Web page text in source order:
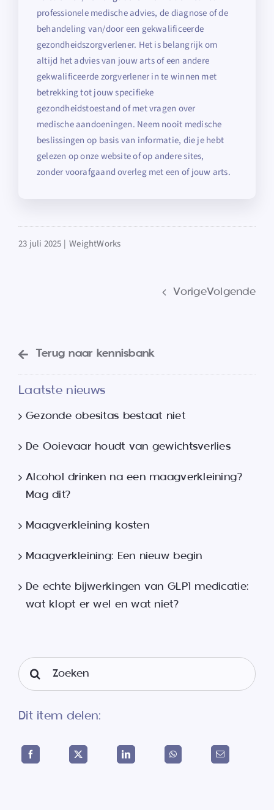
professionele medische advies, de diagnose of de
behandeling van/door een gekwalificeerde
gezondheidszorgverlener. Het is belangrijk om
altijd het advies van jouw arts of een andere
gekwalificeerde zorgverlener in te winnen met
betrekking tot jouw specifieke
gezondheidstoestand of met vragen over
medische aandoeningen. Neem nooit medische
beslissingen op basis van informatie, die je hebt
gelezen op onze website of op andere sites,
zonder voorafgaand overleg met een of jouw arts.
23 juli 2025 | WeightWorks
VorigeVolgende
Terug naar kennisbank
Laatste nieuws
Gezonde obesitas bestaat niet
De Ooievaar houdt van gewichtsverlies
Alcohol drinken na een maagverkleining?
Mag dit?
Maagverkleining kosten
Maagverkleining: Een nieuw begin
De echte bijwerkingen van GLP1 medicatie:
wat klopt er wel en wat niet?
Search
for:
Dit item delen: